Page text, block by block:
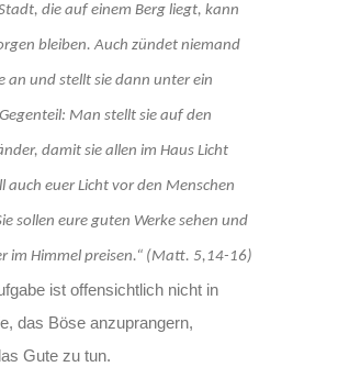
die auf einem Berg liegt, kann
bleiben. Auch zündet niemand
an und stellt sie dann unter ein
Man stellt sie auf den
damit sie allen im Haus Licht
auch euer Licht vor den Menschen
sollen eure guten Werke sehen und
im Himmel preisen.“ (Matt. 5,14-16)
ist offensichtlich nicht in
das Böse anzuprangern,
Gute zu tun.